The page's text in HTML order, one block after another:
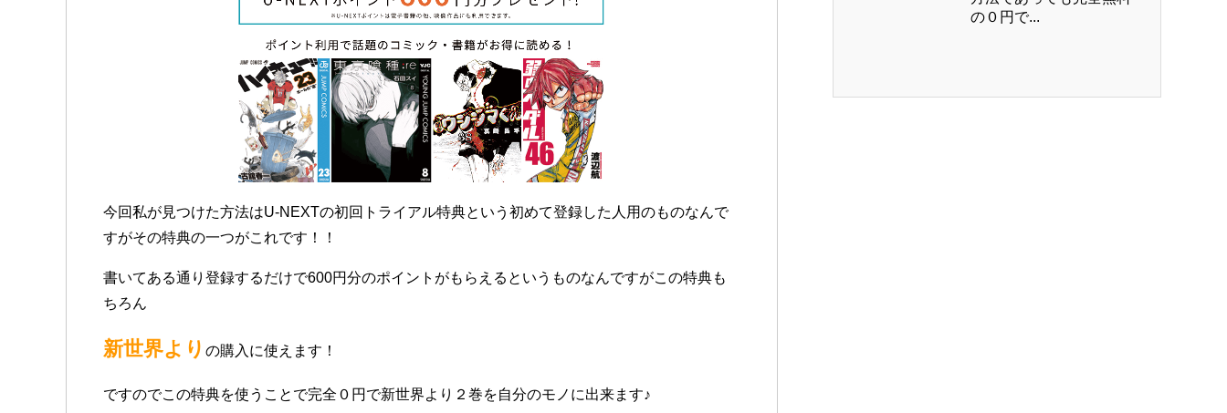
今回私が見つけた方法はU-NEXTの初回トライアル特典という初めて登録した人用のものなんで
すがその特典の一つがこれです！！
書いてある通り登録するだけで600円分のポイントがもらえるというものなんですがこの特典も
ちろん
新世界より の購入に使えます！
ですのでこの特典を使うことで完全０円で新世界より２巻を自分のモノに出来ます♪
の０円で...